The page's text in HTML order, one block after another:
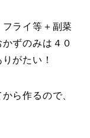
ライ等＋副菜
ずのみは４０
がたい！
ら作るので、